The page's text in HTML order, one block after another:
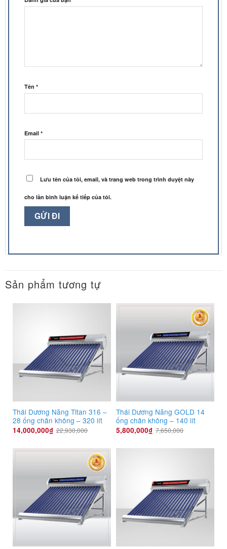
Tên *
Email *
Lưu tên của tôi, email, và trang web trong trình duyệt này
cho lần bình luận kế tiếp của tôi.
Sản phẩm tương tự
Thái Dương Năng Titan 316 –
28 ống chân không – 320 lít
14,000,000₫ 22,930,000
Thái Dương Năng GOLD 14
ống chân không – 140 lít
5,800,000₫ 7,650,000